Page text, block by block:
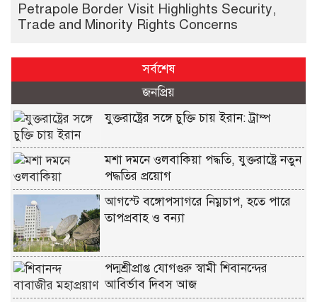
Petrapole Border Visit Highlights Security,
Trade and Minority Rights Concerns
সর্বশেষ
জনপ্রিয়
যুক্তরাষ্ট্রের সঙ্গে চুক্তি চায় ইরান: ট্রাম্প
মশা দমনে ওলবাকিয়া পদ্ধতি, যুক্তরাষ্ট্রে নতুন
পদ্ধতির প্রয়োগ
আগস্টে বঙ্গোপসাগরে নিম্নচাপ, হতে পারে
তাপপ্রবাহ ও বন্যা
পদ্মশ্রীপ্রাপ্ত যোগগুরু স্বামী শিবানন্দের
আবির্ভাব দিবস আজ